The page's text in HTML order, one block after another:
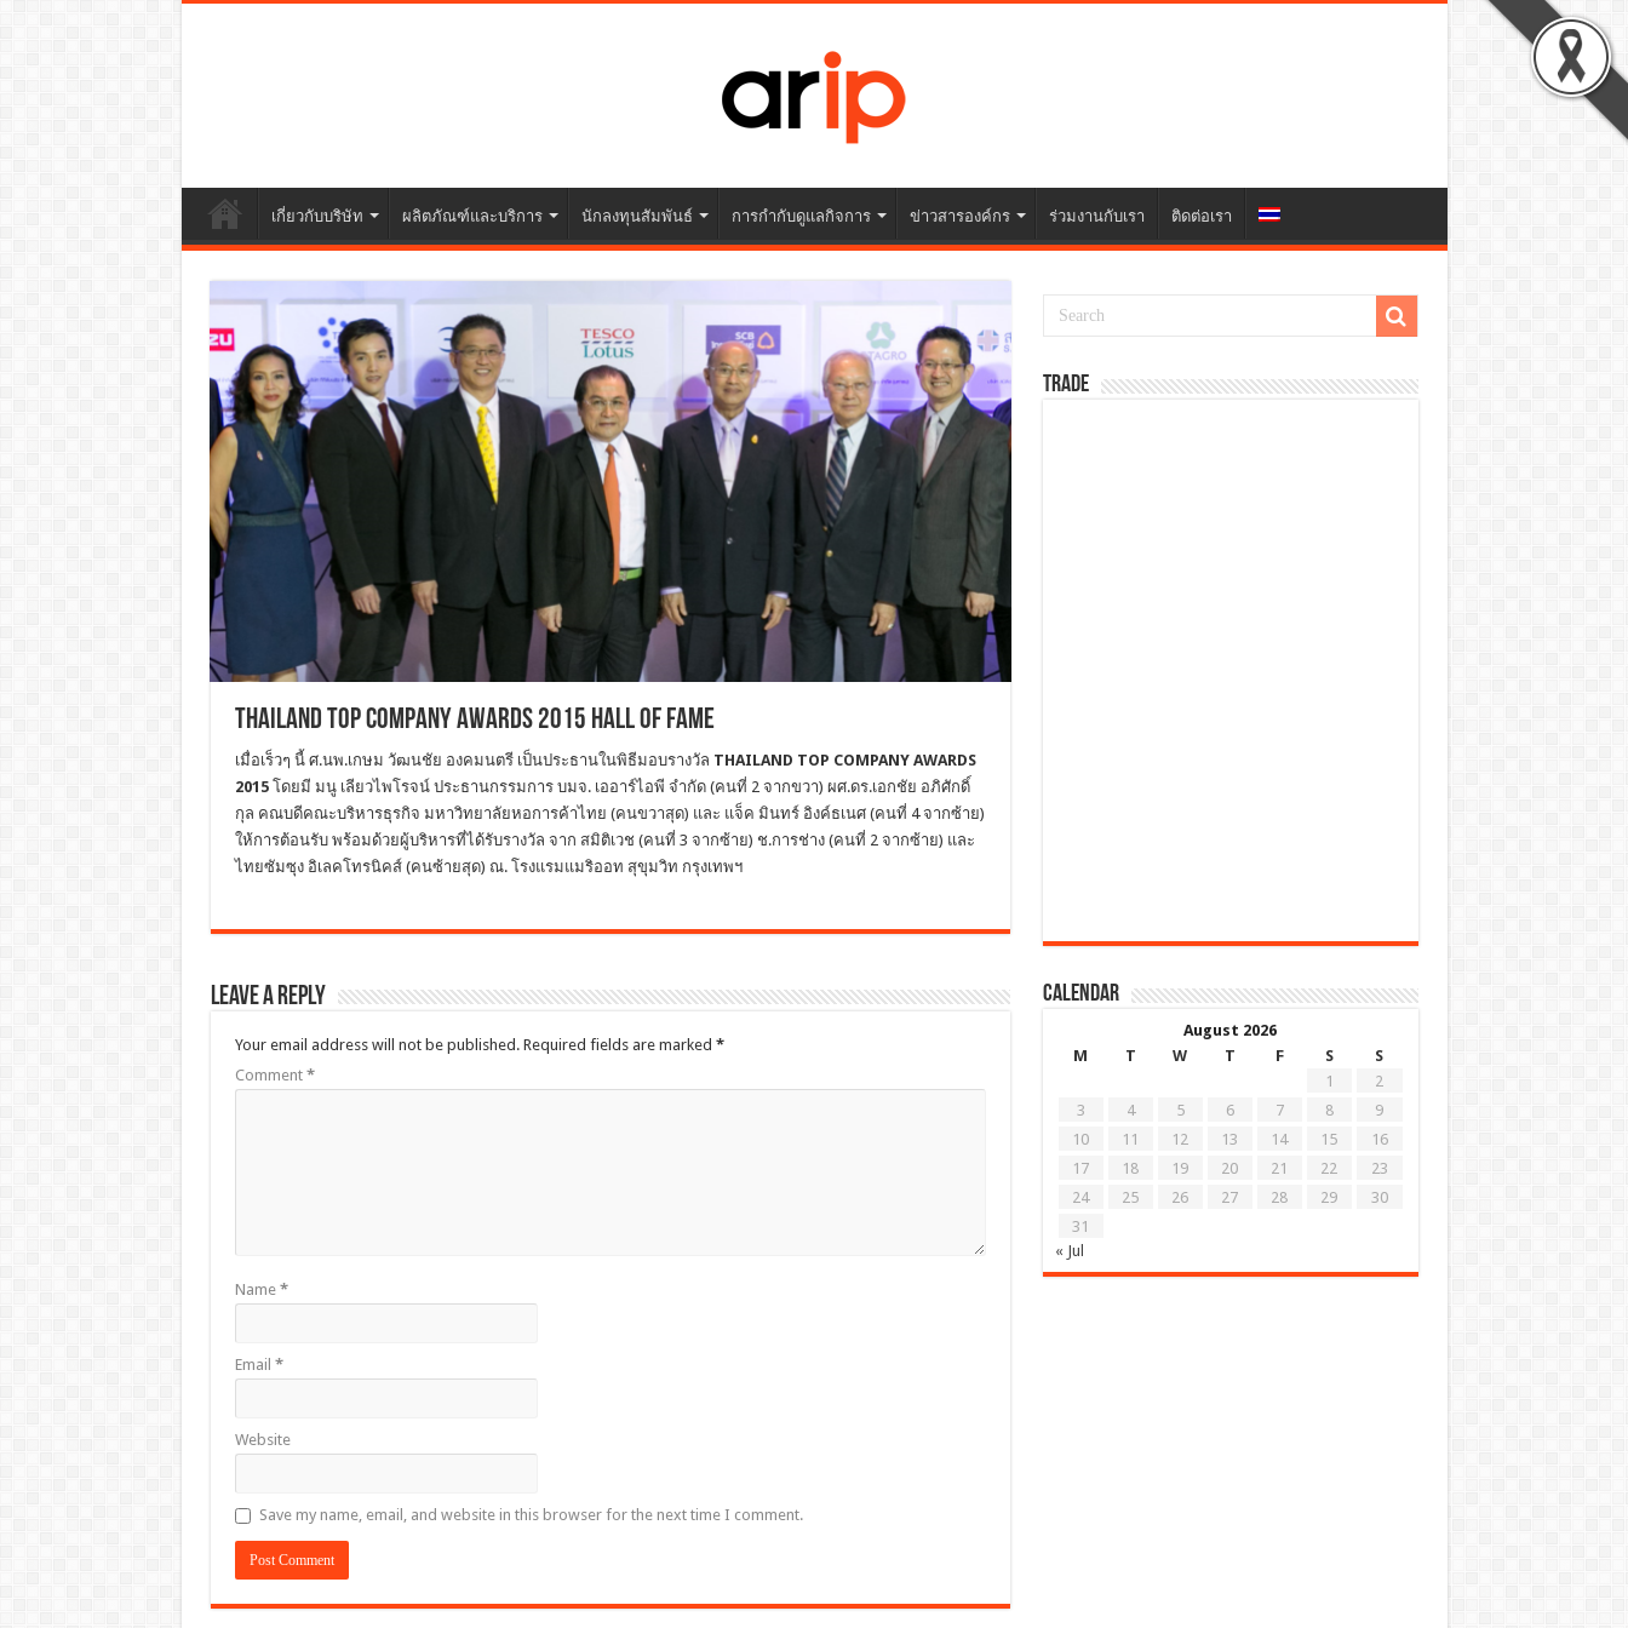
เกี่ยวกับบริษัท ผลิตภัณฑ์และบริการ นักลงทุนสัมพันธ์ การกำกับดูแลกิจการ ข่าวสารองค์กร ร่วมงานกับเรา ติดต่อเรา
Thailand Top Company Awards 2015 Hall of Fame
เมื่อเร็วๆ นี้ ศ.นพ.เกษม วัฒนชัย องคมนตรี เป็นประธานในพิธีมอบรางวัล THAILAND TOP COMPANY AWARDS
2015โดยมี มนู เลียวไพโรจน์ ประธานกรรมการ บมจ. เออาร์ไอพี จำกัด (คนที่ 2 จากขวา) ผศ.ดร.เอกชัย อภิศักดิ์
กุล คณบดีคณะบริหารธุรกิจ มหาวิทยาลัยหอการค้าไทย (คนขวาสุด) และ แจ็ค มินทร์ อิงค์ธเนศ (คนที่ 4 จากซ้าย)
ให้การต้อนรับ พร้อมด้วยผู้บริหารที่ได้รับรางวัล จาก สมิติเวช (คนที่ 3 จากซ้าย) ช.การช่าง (คนที่ 2 จากซ้าย) และ
ไทยซัมซุง อิเลคโทรนิคส์ (คนซ้ายสุด) ณ. โรงแรมแมริออท สุขุมวิท กรุงเทพฯ
Leave a Reply
Your email address will not be published. Required fields are marked *
Comment *
Name *
Email *
Website
Save my name, email, and website in this browser for the next time I comment.
TRADE
Calendar
August 2026
M
T W T F S
S
1
2
3
4 5 6 7 8
9
10
11 12 13 14 15
16
17
18 19 20 21 22
23
24
25 26 27 28 29
30
31
« Jul